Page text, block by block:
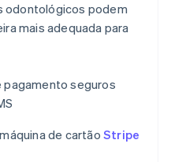
odontológicos podem
mais adequada para
pagamento seguros
de cartão Stripe